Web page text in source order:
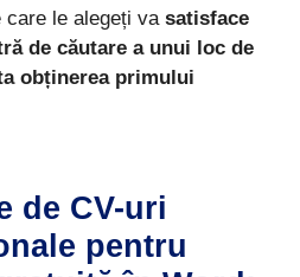
care le alegeți va satisface
de căutare a unui loc de
obținerea primului
de CV-uri
pentru